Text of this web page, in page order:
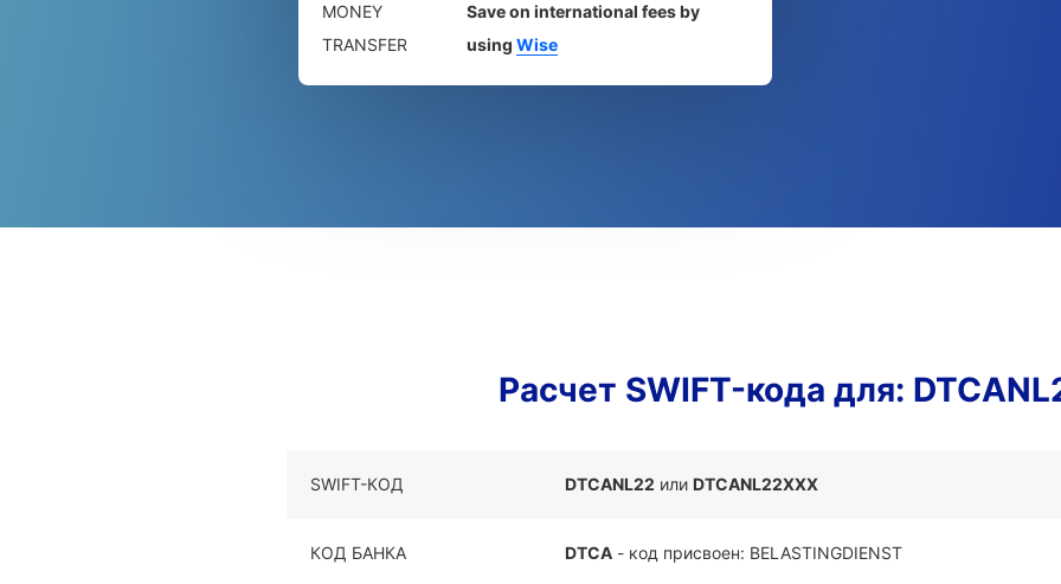
MONEY
TRANSFER
Save on international fees by
using Wise
Расчет SWIFT-кода для:
SWIFT-КОД DTCANL22 или DTCANL22XXX
КОД БАНКА DTCA - код присвоен: BELASTINGDIENST